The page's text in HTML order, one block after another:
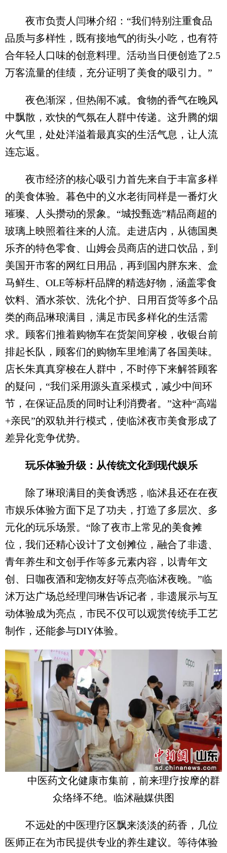
夜市负责人闫琳介绍：“我们特别注重食品
品质与多样性，既有接地气的街头小吃，也有符
合年轻人口味的创意料理。活动当日便创造了2.5
万客流量的佳绩，充分证明了美食的吸引力。”
夜色渐深，但热闹不减。食物的香气在晚风
中飘散，欢快的气氛在人群中传递。这升腾的烟
火气里，处处洋溢着最真实的生活气息，让人流
连忘返。
夜市经济的核心吸引力首先来自于丰富多样
的美食体验。暮色中的义水老街同样是一番灯火
璀璨、人头攒动的景象。“城投甄选”精品商超的
玻璃上映照着往来的人流。走进店内，从德国奥
乐齐的特色零食、山姆会员商店的进口饮品，到
美国开市客的网红日用品，再到国内胖东来、盒
马鲜生、OLE等标杆品牌的精选好物，涵盖零食
饮料、酒水茶饮、洗化个护、日用百货等多个品
类的商品琳琅满目，满足市民多样化的生活需
求。顾客们推着购物车在货架间穿梭，收银台前
排起长队，顾客们的购物车里堆满了各国美味。
店长朱真真穿梭在人群中，不时停下来解答顾客
的疑问，“我们采用源头直采模式，减少中间环
节，在保证品质的同时让利消费者。”这种“高端
+亲民”的双轨并行模式，使临沭夜市美食形成了
差异化竞争优势。
玩乐体验升级：从传统文化到现代娱乐
除了琳琅满目的美食诱惑，临沭县还在在夜
市娱乐体验方面下足了功夫，打造了多层次、多
元化的玩乐场景。“除了夜市上常见的美食摊
位，我们还精心设计了文创摊位，融合了非遗、
青年养生和文创手作等多元素内容，以青年文
创、日咖夜酒和宠物友好等点亮临沭夜晚。”临
沭万达广场总经理闫琳告诉记者，非遗展示与互
动体验成为亮点，市民不仅可以观赏传统手工艺
制作，还能参与DIY体验。
中医药文化健康市集前，前来理疗按摩的群
众络绎不绝。临沭融媒供图
不远处的中医理疗区飘来淡淡的药香，几位
医师正在为市民提供专业的养生建议。等待体验